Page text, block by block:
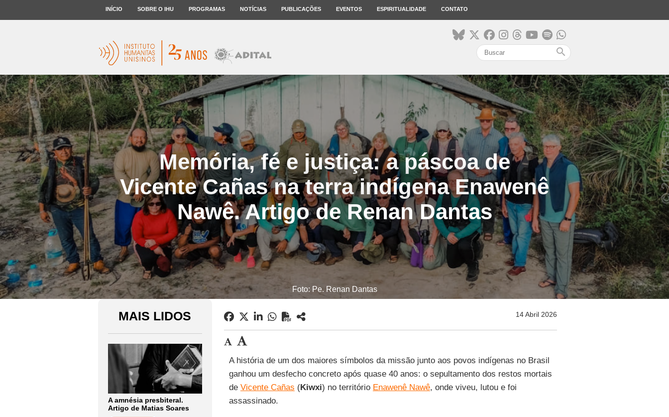
INÍCIO SOBRE O IHU PROGRAMAS NOTÍCIAS PUBLICAÇÕES EVENTOS ESPIRITUALIDADE CONTATO
search
Memória, fé e justiça: a páscoa de
Vicente Cañas na terra indígena Enawenê
Nawê. Artigo de Renan Dantas
Foto: Pe. Renan Dantas
MAIS LIDOS
A amnésia presbiteral.
Artigo de Matias Soares
14 Abril 2026
A história de um dos maiores símbolos da missão junto aos povos indígenas no Brasil
ganhou um desfecho concreto após quase 40 anos: o sepultamento dos restos mortais
de Vicente Cañas (Kiwxi) no território Enawenê Nawê, onde viveu, lutou e foi
assassinado.